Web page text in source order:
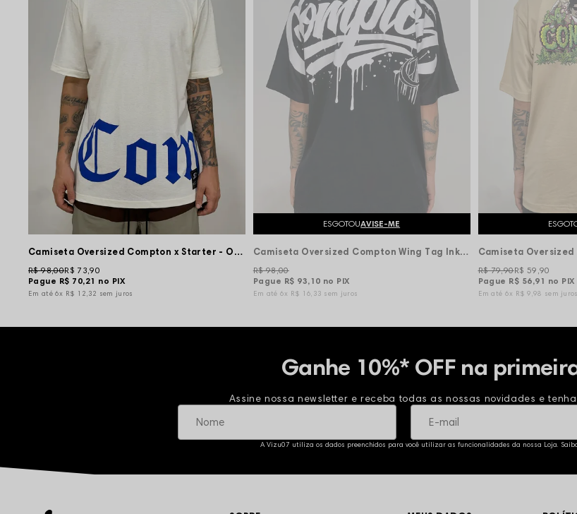
Camiseta Oversized Compton x Starter - Off White
Pague R$ 70,21 no PIX
R$ 98,00R$ 73,90
6x R$ 12,32 sem juros
ESGOTOUAVISE-ME
Camiseta Oversized Compton Wing Tag Ink - Preta
Pague R$ 93,10 no PIX
R$ 98,00
6x R$ 16,33 sem juros
Pague R$ 56,91 no PIX
R$ 79,90R$ 59,90
6x R$ 9,98 sem juros
Ganhe 10%* OFF na
Assine nossa newsletter e receba todas as nossas novidades e
A Vizu07 utiliza os dados preenchidos para você utilizar as funcionalidades da nossa Loja.